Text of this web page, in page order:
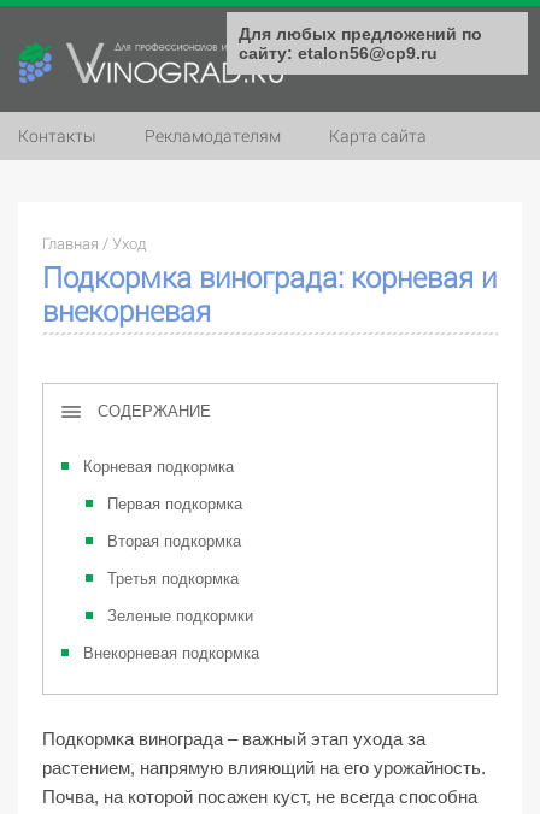
Контакты Рекламодателям Карта сайта
Главная /Уход
Подкормка винограда: корневая и
внекорневая
СОДЕРЖАНИЕ
Корневая подкормка
Первая подкормка
Вторая подкормка
Третья подкормка
Зеленые подкормки
Внекорневая подкормка
Подкормка винограда – важный этап ухода за
растением, напрямую влияющий на его урожайность.
Почва, на которой посажен куст, не всегда способна
Для любых предложений по
сайту: etalon56@cp9.ru